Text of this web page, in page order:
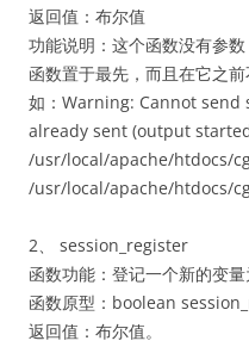
返回值：布尔值
功能说明：这个函数没有参
函数置于最先，而且在它之
如：Warning: Cannot
already sent (output
/usr/local/apache/htdocs/
/usr/local/apache/htdocs/
2、 session_register
函数功能：登记一个新的变
函数原型：boolean
返回值：布尔值。